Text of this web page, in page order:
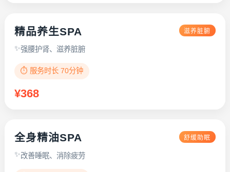
精品养生SPA 滋养脏腑
强腰护肾、滋养脏腑
⏱️ 服务时长 70分钟
¥368
全身精油SPA 舒缓助眠
改善睡眠、消除疲劳